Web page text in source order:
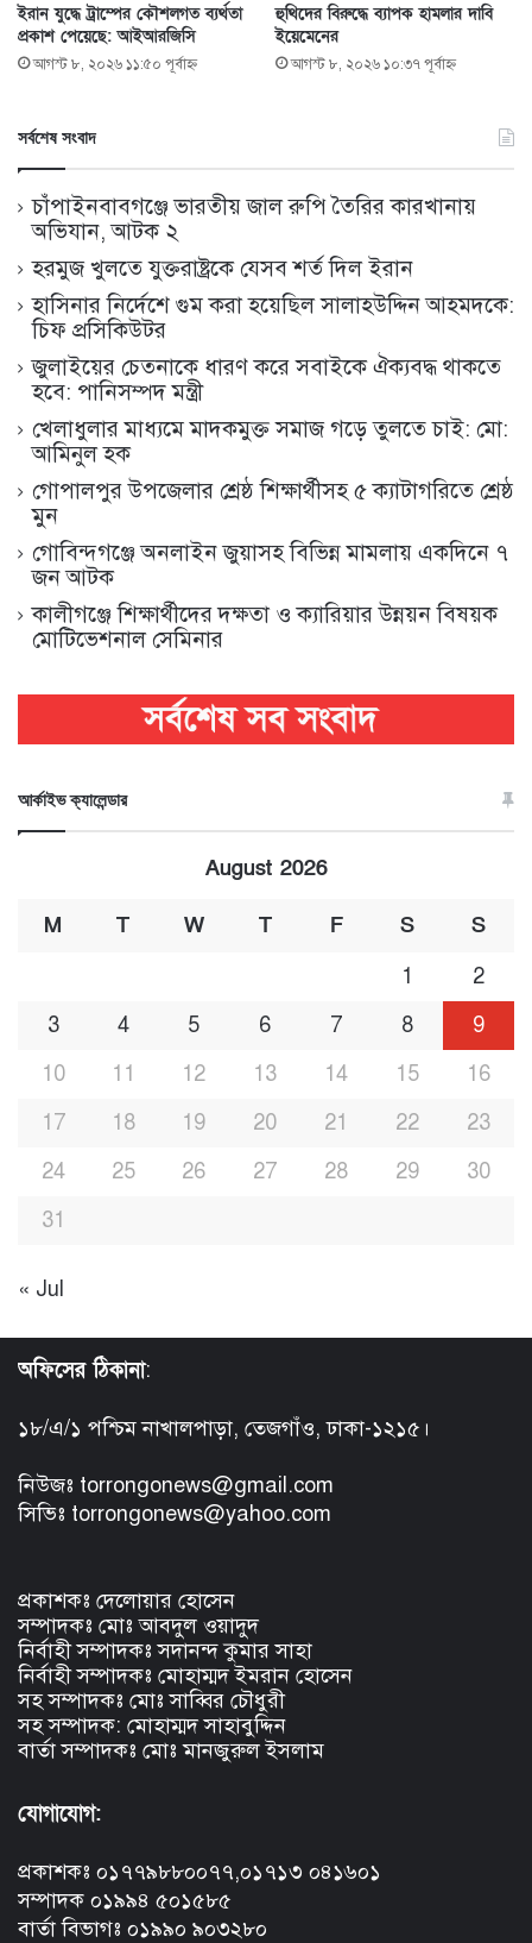
ইরান যুদ্ধে ট্রাম্পের কৌশলগত ব্যর্থতা
প্রকাশ পেয়েছে: আইআরজিসি
আগস্ট ৮, ২০২৬ ১১:৫০ পূর্বাহ্ণ
হুথিদের বিরুদ্ধে ব্যাপক হামলার দাবি
ইয়েমেনের
আগস্ট ৮, ২০২৬ ১০:৩৭ পূর্বাহ্ণ
সর্বশেষ সংবাদ
চাঁপাইনবাবগঞ্জে ভারতীয় জাল রুপি তৈরির কারখানায়
অভিযান, আটক ২
হরমুজ খুলতে যুক্তরাষ্ট্রকে যেসব শর্ত দিল ইরান
হাসিনার নির্দেশে গুম করা হয়েছিল সালাহউদ্দিন আহমদকে:
চিফ প্রসিকিউটর
জুলাইয়ের চেতনাকে ধারণ করে সবাইকে ঐক্যবদ্ধ থাকতে
হবে: পানিসম্পদ মন্ত্রী
খেলাধুলার মাধ্যমে মাদকমুক্ত সমাজ গড়ে তুলতে চাই: মো:
আমিনুল হক
গোপালপুর উপজেলার শ্রেষ্ঠ শিক্ষার্থীসহ ৫ ক্যাটাগরিতে শ্রেষ্ঠ
মুন
গোবিন্দগঞ্জে অনলাইন জুয়াসহ বিভিন্ন মামলায় একদিনে ৭
জন আটক
কালীগঞ্জে শিক্ষার্থীদের দক্ষতা ও ক্যারিয়ার উন্নয়ন বিষয়ক
মোটিভেশনাল সেমিনার
আর্কাইভ ক্যালেন্ডার
August 2026
M T W T F S S
1
2
3
4 5 6 7 8
9
10
11 12 13 14 15
16
17
18 19 20 21 22
23
24
25 26 27 28 29
30
31
« Jul
অফিসের ঠিকানা:
১৮/এ/১ পশ্চিম নাখালপাড়া, তেজগাঁও, ঢাকা-১২১৫।
নিউজঃ torrongonews@gmail.com
সিভিঃ torrongonews@yahoo.com
প্রকাশকঃ দেলোয়ার হোসেন
সম্পাদকঃ মোঃ আবদুল ওয়াদুদ
নির্বাহী সম্পাদকঃ সদানন্দ কুমার সাহা
নির্বাহী সম্পাদকঃ মোহাম্মদ ইমরান হোসেন
সহ সম্পাদকঃ মোঃ সাব্বির চৌধুরী
সহ সম্পাদক: মোহাম্মদ সাহাবুদ্দিন
বার্তা সম্পাদকঃ মোঃ মানজুরুল ইসলাম
যোগাযোগ:
প্রকাশকঃ ০১৭৭৯৮৮০০৭৭,০১৭১৩ ০৪১৬০১
সম্পাদক ০১৯৯৪ ৫০১৫৮৫
বার্তা বিভাগঃ ০১৯৯০ ৯০৩২৮০